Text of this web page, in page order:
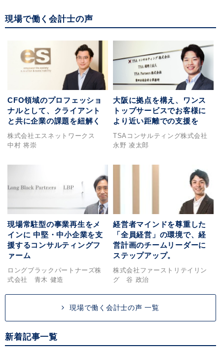
現場で働く会計士の声
CFO領域のプロフェッショ
ナルとして、クライアント
と共に企業の課題を紐解く
株式会社エスネットワークス
中村 将崇
大阪に拠点を構え、ワンス
トップサービスでお客様に
より近い距離での支援を
TSAコンサルティング株式会社
永野 凌太郎
現場常駐型の事業再生をメ
インに 中堅・中小企業を支
援するコンサルティングフ
ァーム
ロングブラックパートナーズ株
式会社 青木 健造
経営者マインドを尊重した
「全員経営」の環境で、経
営計画のチームリーダーに
ステップアップ。
株式会社ファーストリテイリン
グ 谷 政治
現場で働く会計士の声 一覧
新着記事一覧